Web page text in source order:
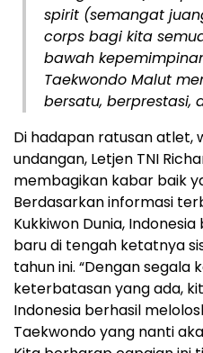
spirit (semangat
corps bagi kita
bawah
Taekwondo Malut
bersatu, berprestasi,
Di hadapan ratusan atlet,
undangan, Letjen TNI
membagikan kabar baik
Berdasarkan informasi
Kukkiwon Dunia,
baru di tengah ketatnya
tahun ini. “Dengan segala
keterbatasan yang ada,
Indonesia berhasil
Taekwondo yang nanti